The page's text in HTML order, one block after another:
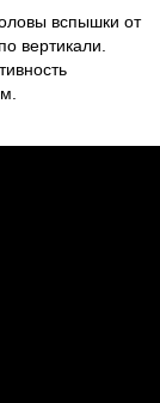
вспышки от
по вертикали.